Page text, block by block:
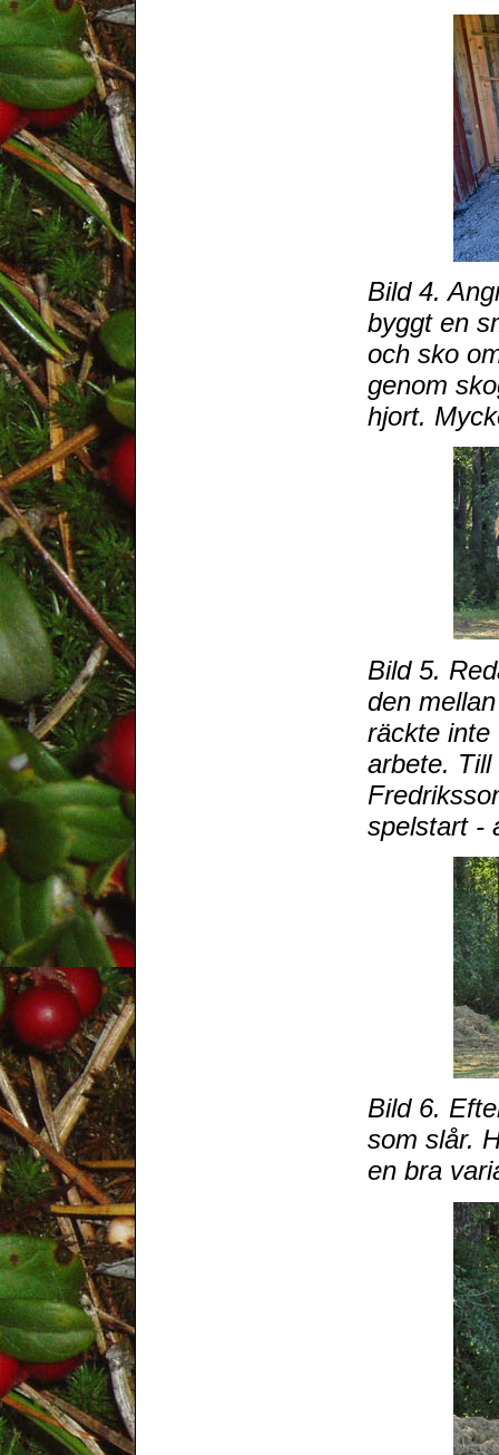
Bild 4.
byggt en
och sko
genom
hjort.
Bild 5.
den
räckte inte
arbete. Till
spelstart -
Bild 6.
som slår.
en bra